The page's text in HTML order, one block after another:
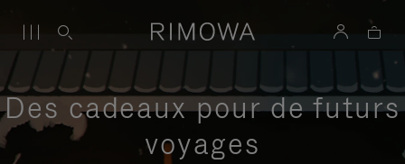
Des cadeaux pour de futurs
voyages